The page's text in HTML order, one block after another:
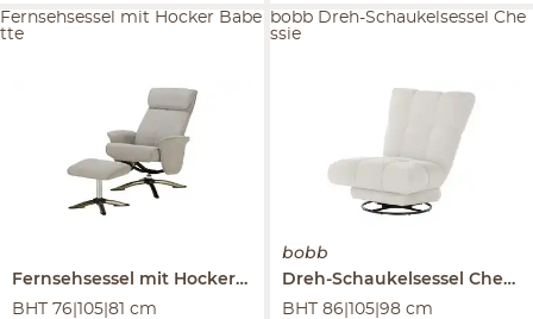
Fernsehsessel mit HockerBabette
BHT 76|105|81 cm
Fernsehsessel mit Hocker Babe
tte
bobb
Dreh-Schaukelsessel Chessie
BHT 86|105|98 cm
bobb Dreh-Schaukelsessel Che
ssie